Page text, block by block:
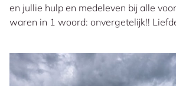
en jullie hulp en medeleven bij alle
waren in 1 woord: onvergetelijk!!